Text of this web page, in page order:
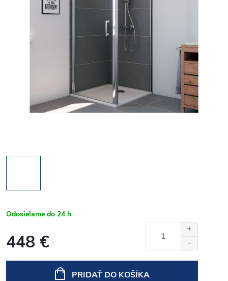
Odosielame do 24 h
448 €
PRIDAŤ DO KOŠÍKA